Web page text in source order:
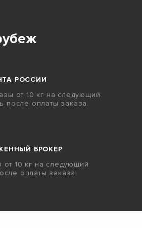
РОССИИ
от 10 кг на следующий
после оплаты заказа.
БРОКЕР
от 10 кг на следующий
оплаты заказа.